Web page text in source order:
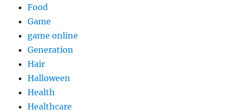
Food
Game
game online
Generation
Hair
Halloween
Health
Healthcare